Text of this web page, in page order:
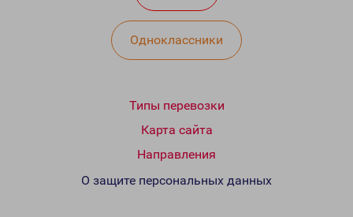
Одноклассники
Типы перевозки
Карта сайта
Направления
О защите персональных данных